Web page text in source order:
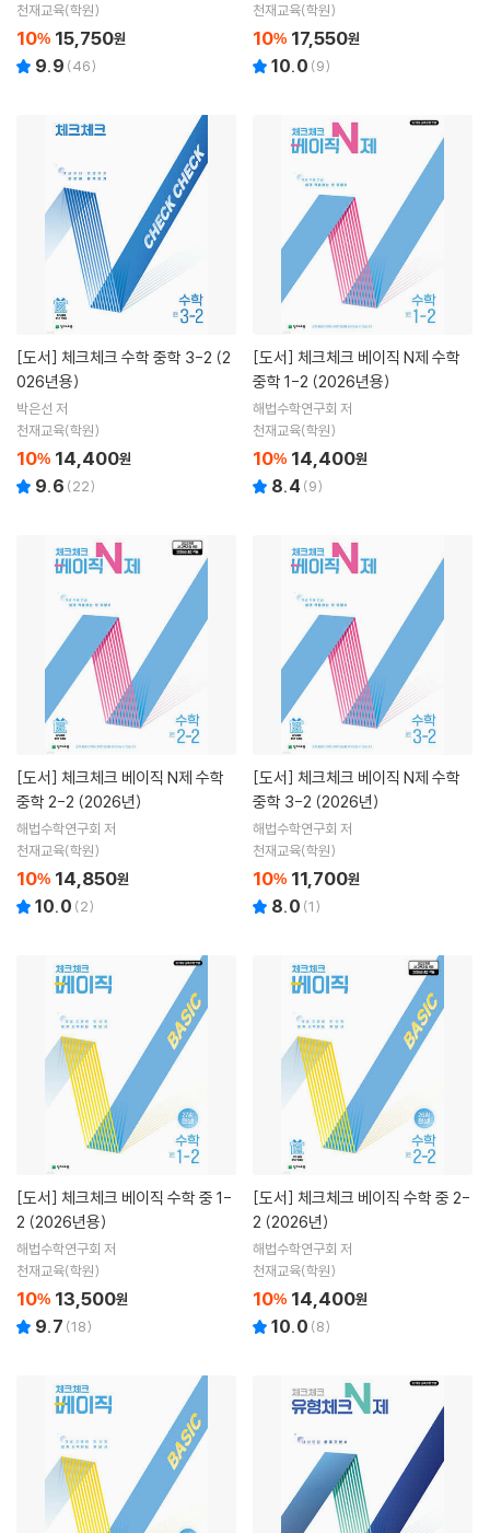
천재교육(학원)
10% 15,750원
9.9 (46)
천재교육(학원)
10% 17,550원
10.0 (9)
[도서]
026년용)
박은선 저
천재교육(학원)
10% 14,400원
9.6 (22)
[도서]
중학 1-2 (2026년용)
해법수학연구회 저
천재교육(학원)
10% 14,400원
8.4 (9)
[도서]
중학 2-2 (2026년)
해법수학연구회 저
천재교육(학원)
10% 14,850원
10.0 (2)
[도서]
중학 3-2 (2026년)
해법수학연구회 저
천재교육(학원)
10% 11,700원
8.0 (1)
[도서]
2 (2026년용)
해법수학연구회 저
천재교육(학원)
10% 13,500원
9.7 (18)
[도서]
2 (2026년)
해법수학연구회 저
천재교육(학원)
10% 14,400원
10.0 (8)